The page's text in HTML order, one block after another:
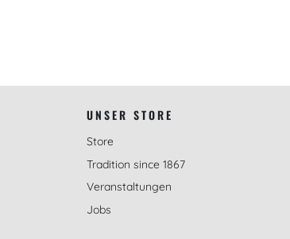
UNSER STORE
Store
Tradition since 1867
Veranstaltungen
Jobs